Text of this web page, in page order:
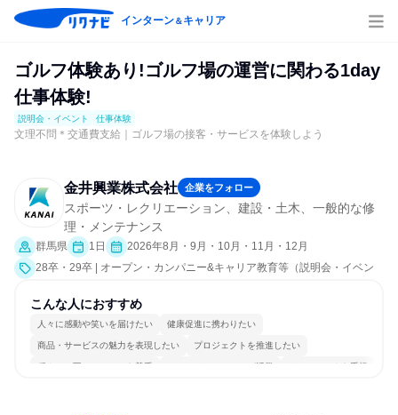
インターン＆キャリア
ゴルフ体験あり!ゴルフ場の運営に関わる1day
仕事体験!
説明会・イベント 仕事体験
文理不問＊交通費支給｜ゴルフ場の接客・サービスを体験しよう
金井興業株式会社 企業をフォロー
スポーツ・レクリエーション、建設・土木、一般的な修
理・メンテナンス
群馬県 1日
2026年8月・9月・10月・11月・12月
28卒・29卒 | オープン・カンパニー&キャリア教育等（説明会・イベン
界研究]、仕事体験）
こんな人におすすめ
人々に感動や笑いを届けたい 健康促進に携わりたい
商品・サービスの魅力を表現したい プロジェクトを推進したい
穏やかで互いのペースを尊重 コミュニケーションが活発 チームワークを重視